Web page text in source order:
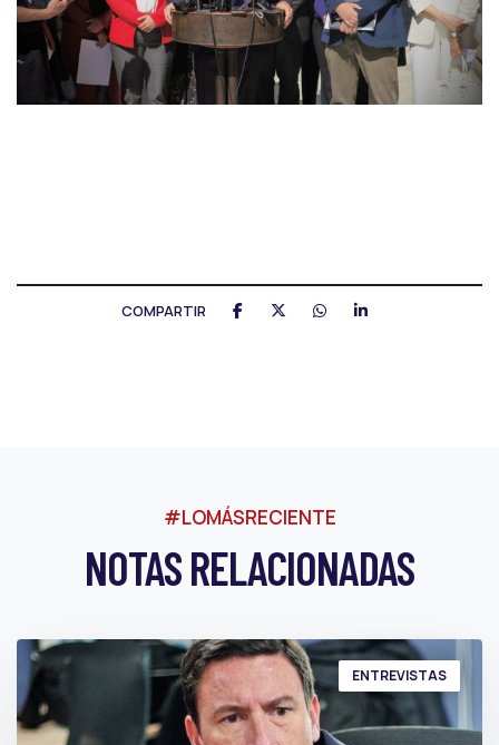
COMPARTIR
#LOMÁSRECIENTE
NOTAS RELACIONADAS
ENTREVISTAS